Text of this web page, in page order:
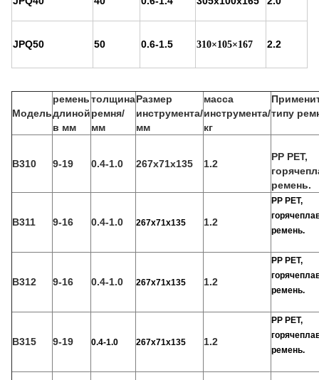
JPQ50 50 0.6-1.5 310×105×167 2.2
Модель
ремень
длиной
в мм
толщина
ремня/
мм
Размер
инструмента/
мм
масса
инструмента/
кг
типу
B310 9-19 0.4-1.0 267х71х135 1.2
PP PET,
ремень.
В311 9-16 0.4-1.0 267х71х135 1.2
PP PET,
ремень.
B312 9-16 0.4-1.0 267х71х135 1.2
PP PET,
ремень.
B315 9-19 0.4-1.0 267х71х135 1.2
PP PET,
ремень.